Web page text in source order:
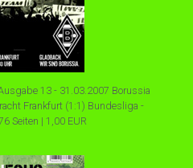
13 - 31.03.2007 Borussia
Frankfurt (1:1) Bundesliga -
Seiten | 1,00 EUR